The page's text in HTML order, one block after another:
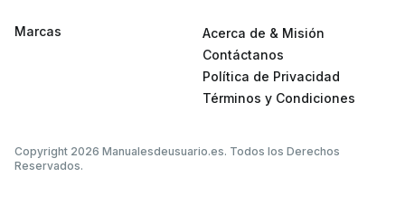
Marcas
Acerca de & Misión
Contáctanos
Política de Privacidad
Términos y Condiciones
Copyright 2026 Manualesdeusuario.es. Todos los Derechos
Reservados.